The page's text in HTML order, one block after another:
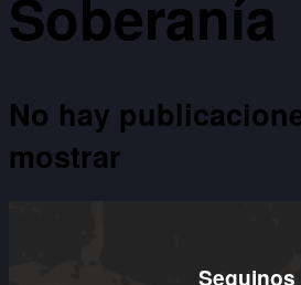
Soberanía
No hay
mostrar
Seguinos